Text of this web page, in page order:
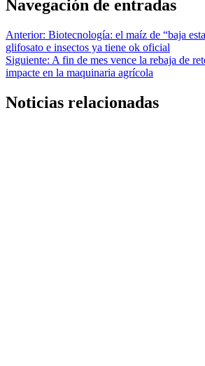
Navegación de entradas
Anterior: Biotecnología: el maíz de “baja
glifosato e insectos ya tiene ok oficial
Siguiente: A fin de mes vence la rebaja de
impacte en la maquinaria agrícola
Noticias relacionadas